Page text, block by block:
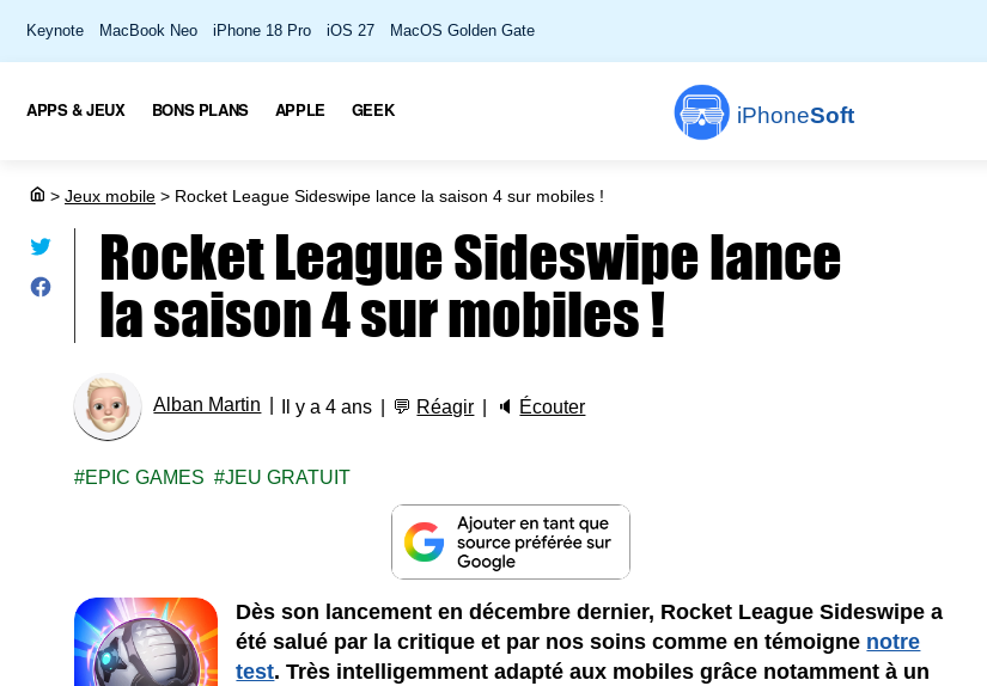
Keynote MacBook Neo iPhone 18 Pro iOS 27 MacOS Golden Gate
iPhoneSoft
APPS & JEUX BONS PLANS APPLE GEEK
> Jeux mobile > Rocket League Sideswipe lance la saison 4 sur mobiles !
Rocket League Sideswipe lance
la saison 4 sur mobiles !
Alban Martin Il y a 4 ans 💬 Réagir 🔈 Écouter
EPIC GAMES JEU GRATUIT
Dès son lancement en décembre dernier, Rocket League Sideswipe a
été salué par la critique et par nos soins comme en témoigne notre
test. Très intelligemment adapté aux mobiles grâce notamment à un